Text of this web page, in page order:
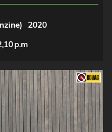
2020
p.m